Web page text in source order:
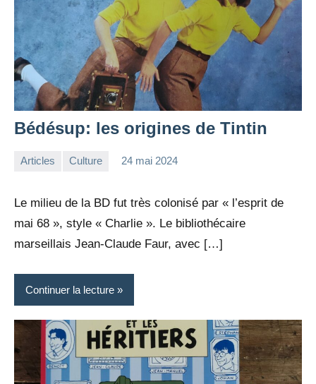
Bédésup: les origines de Tintin
Articles Culture 24 mai 2024
Le milieu de la BD fut très colonisé par « l’esprit de
mai 68 », style « Charlie ». Le bibliothécaire
marseillais Jean-Claude Faur, avec […]
Continuer la lecture